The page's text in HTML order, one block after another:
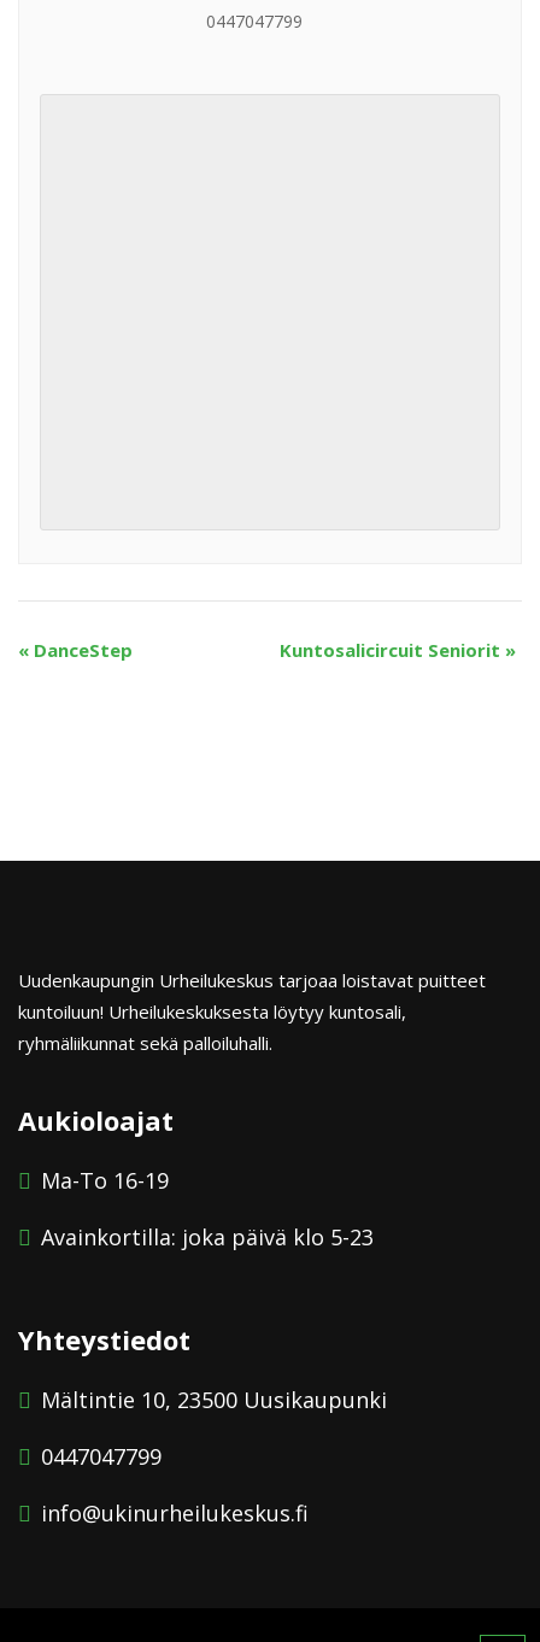
0447047799
« DanceStep Kuntosalicircuit Seniorit »
Uudenkaupungin Urheilukeskus tarjoaa loistavat puitteet
kuntoiluun! Urheilukeskuksesta löytyy kuntosali,
ryhmäliikunnat sekä palloiluhalli.
Aukioloajat
Ma-To 16-19
Avainkortilla: joka päivä klo 5-23
Yhteystiedot
Mältintie 10, 23500 Uusikaupunki
0447047799
info@ukinurheilukeskus.fi